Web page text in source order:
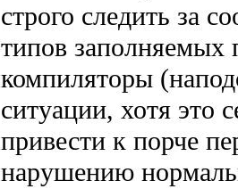
строго следить за
типов
компиляторы
ситуации, хотя это
привести к порче
нарушению